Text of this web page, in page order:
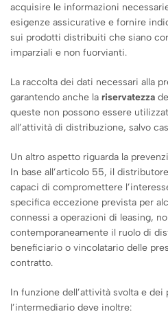
acquisire le informazioni
esigenze assicurative e fornire
sui prodotti distribuiti che siano
imparziali e non fuorvianti.
La raccolta dei dati necessari alla
garantendo anche la riservatezza
queste non possono essere
all’attività di distribuzione, salvo
Un altro aspetto riguarda la
In base all’articolo 55, il
capaci di compromettere
specifica eccezione prevista per
connessi a operazioni di leasing,
contemporaneamente il ruolo di
beneficiario o vincolatario delle
contratto.
In funzione dell’attività svolta e
l’intermediario deve inoltre: